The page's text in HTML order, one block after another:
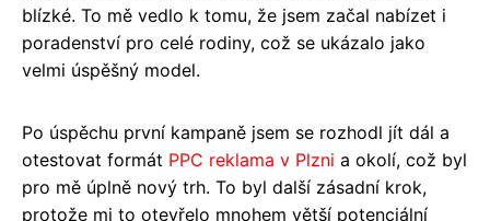
blízké. To mě vedlo k tomu, že jsem začal nabízet i
poradenství pro celé rodiny, což se ukázalo jako
velmi úspěšný model.
Po úspěchu první kampaně jsem se rozhodl jít dál a
otestovat formát PPC reklama v Plzni a okolí, což byl
pro mě úplně nový trh. To byl další zásadní krok,
protože mi to otevřelo mnohem větší potenciální